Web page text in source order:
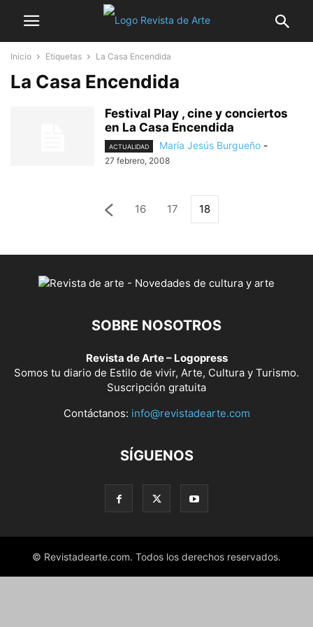
Inicio Etiquetas La Casa Encendida
La Casa Encendida
Festival Play , cine y conciertos
en La Casa Encendida
ACTUALIDAD María Jesús Burgueño -
27 febrero, 2008
16 17 18
SOBRE NOSOTROS
Revista de Arte – Logopress
Somos tu diario de Estilo de vivir, Arte, Cultura y Turismo.
Suscripción gratuita
Contáctanos: info@revistadearte.com
SÍGUENOS
© Revistadearte.com. Todos los derechos reservados.